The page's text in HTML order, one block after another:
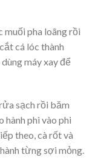
muối pha loãng rồi
cá lóc thành
máy xay để
sạch rồi băm
hành phi vào phi
theo, cà rốt và
từng sợi mỏng.